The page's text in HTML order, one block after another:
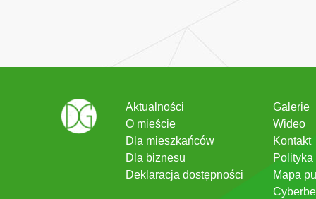
Aktualności
O mieście
Dla mieszkańców
Dla biznesu
Deklaracja dostępności
Galerie
Wideo
Kontakt
Mapa